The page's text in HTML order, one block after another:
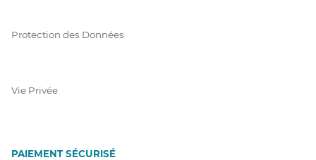
Protection des Données
Vie Privée
PAIEMENT SÉCURISÉ